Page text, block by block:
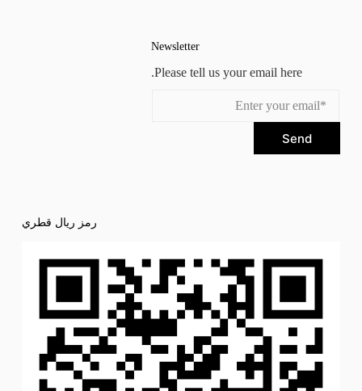
Newsletter
Please tell us your email here.
Send
رمز ريال قطري